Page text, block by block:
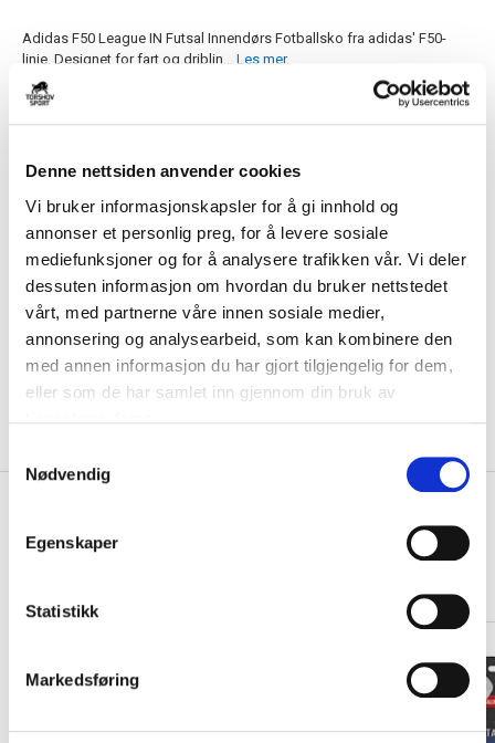
Denne nettsiden anvender cookies
Vi bruker informasjonskapsler for å gi innhold og
annonser et personlig preg, for å levere sosiale
mediefunksjoner og for å analysere trafikken vår. Vi deler
dessuten informasjon om hvordan du bruker nettstedet
vårt, med partnerne våre innen sosiale medier,
annonsering og analysearbeid, som kan kombinere den
med annen informasjon du har gjort tilgjengelig for dem,
eller som de har samlet inn gjennom din bruk av
a
Nødvendig
Egenskaper
Statistikk
Markedsføring
Adidas F50 League IN Futsal Innendørs Fotballsko fra adidas' F50-
linje. Designet for fart og driblin... Les mer.
Størrelsesguide
Størrelse
Motiv
LEGG I HANDLEKURV KLIKK & HENT
På lager
Gratis frakt på bestillinger over 1300,-.
DETALJER +